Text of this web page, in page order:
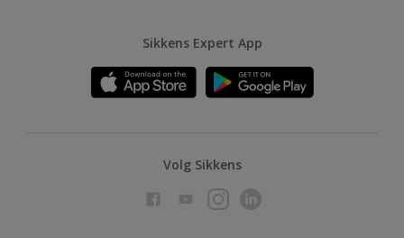
Sikkens Expert App
Volg Sikkens